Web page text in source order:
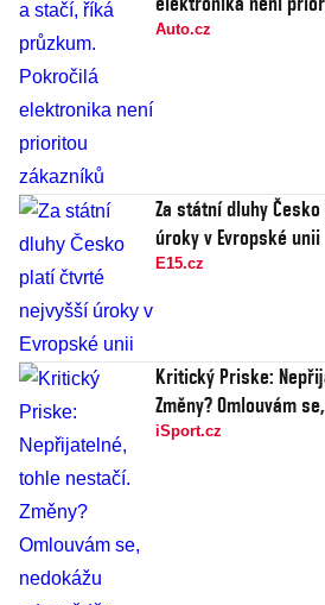
Auto.cz
Za státní dluhy
úroky v Evropské unii
E15.cz
Kritický Priske:
Změny? Omlouvám
iSport.cz